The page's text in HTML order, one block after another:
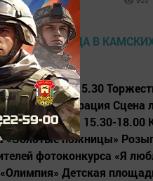
14.00-15.30
демонстрация Сцена
программа 15.30-18.00
«Золотые ножницы»
фотоконкурса «Я
Детская